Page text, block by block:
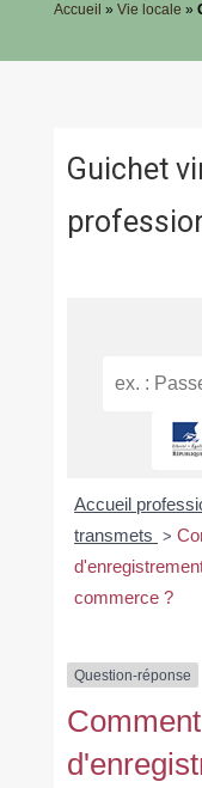
Accueil » Vie locale »
Guichet
Accueil
transmets >
commerce ?
Question-réponse